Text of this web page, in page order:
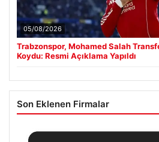
05/08/2026
Trabzonspor, Mohamed Salah
Koydu: Resmi Açıklama Yapıldı
Son Eklenen Firmalar